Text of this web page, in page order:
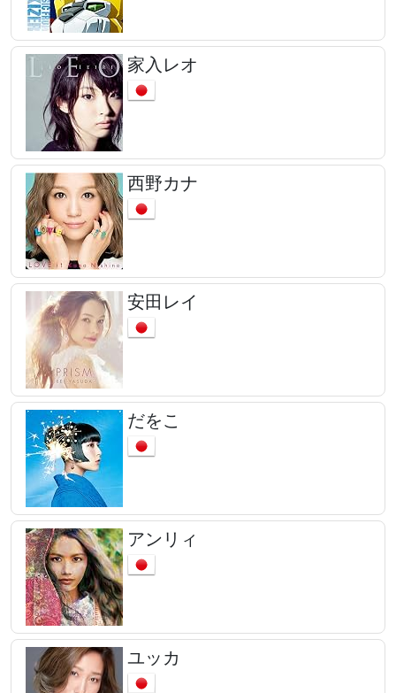
家入レオ
西野カナ
安田レイ
だをこ
アンリィ
ユッカ